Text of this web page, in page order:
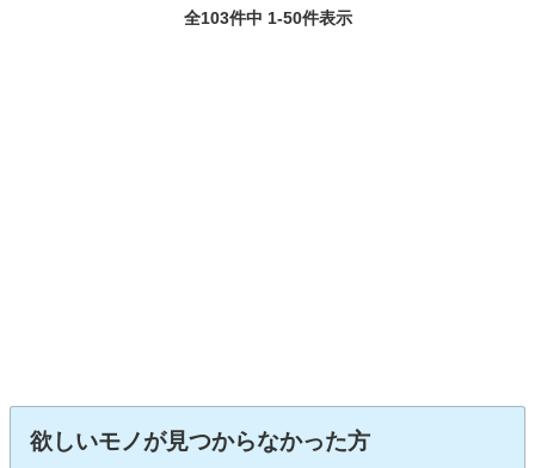
全103件中 1-50件表示
欲しいモノが見つからなかった方